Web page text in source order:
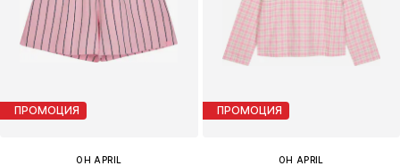
ПРОМОЦИЯ
OH APRIL
ПРОМОЦИЯ
OH APRIL